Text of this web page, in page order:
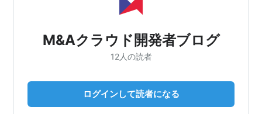
M&Aクラウド開発者ブログ
12人の読者
ログインして読者になる